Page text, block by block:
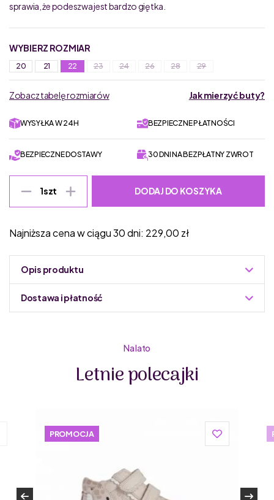
sprawia, że podeszwa jest bardzo giętka.
WYBIERZ ROZMIAR
20 21 22 23 24 26 28 29
Zobacz tabelę rozmiarów Jak mierzyć buty?
WYSYŁKA W 24H BEZPIECZNE PŁATNOŚCI
BEZPIECZNE DOSTAWY 30 DNI NA BEZPŁATNY ZWROT
1szt DODAJ DO KOSZYKA
Najniższa cena w ciągu 30 dni: 229,00 zł
Opis produktu
Primigi to włoska marka, która na rynku działa od 1976
roku. Primigi tworzy buty dla dzieci dopasowane do
barefoot. Włoscy projektanci butów dla dzieci z Primigi
tworzą obuwie z wysokiej jakości materiałów, z dbałością
o detale. Marka dba o środowisko – buty dla dzieci od
Dostawa i płatność
Na lato
Letnie polecajki
PROMOCJA